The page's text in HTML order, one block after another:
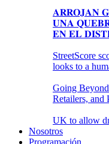
𝐀𝐑𝐑𝐎𝐉𝐀𝐍
𝐔𝐍𝐀
𝐄𝐍 𝐄𝐋
StreetScore
looks to a
Going
Retailers, and
UK to allow
Nosotros
Programación